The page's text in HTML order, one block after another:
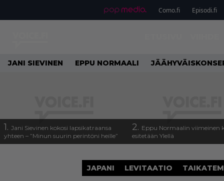
Como.fi Episodi.fi
JANI SIEVINEN EPPU NORMAALI
1. Jani Sievinen kokosi lapsikatraansa
yhteen – ”Minun suurin perintöni heille”
2. Eppu Normaalin viimeinen
esitetään Ylellä
JAPANI LEVITAATIO